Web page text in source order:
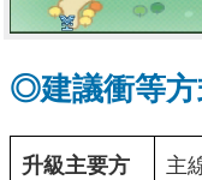
◎建議衝等
升級主要方
主